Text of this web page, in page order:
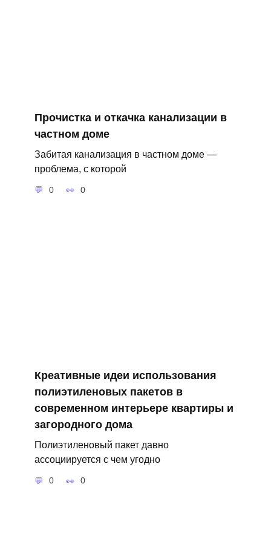
Прочистка и откачка канализации в
частном доме
Забитая канализация в частном доме —
проблема, с которой
0 0
Креативные идеи использования
полиэтиленовых пакетов в
современном интерьере квартиры и
загородного дома
Полиэтиленовый пакет давно
ассоциируется с чем угодно
0 0